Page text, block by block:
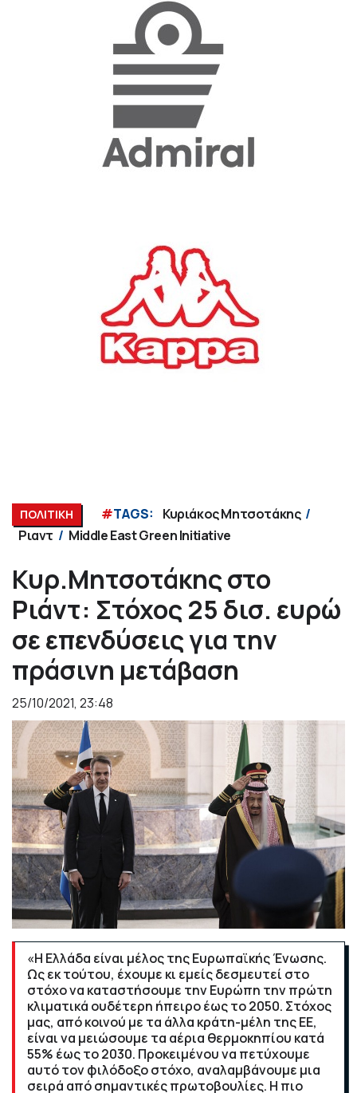
ΠΟΛΙΤΙΚΗ #TAGS:
Κυριάκος Μητσοτάκης
Ριαντ
Middle East Green Initiative
Κυρ.Μητσοτάκης στο
Ριάντ: Στόχος 25 δισ. ευρώ
σε επενδύσεις για την
πράσινη μετάβαση
25/10/2021, 23:48
«Η Ελλάδα είναι μέλος της Ευρωπαϊκής Ένωσης.
Ως εκ τούτου, έχουμε κι εμείς δεσμευτεί στο
στόχο να καταστήσουμε την Ευρώπη την πρώτη
κλιματικά ουδέτερη ήπειρο έως το 2050. Στόχος
μας, από κοινού με τα άλλα κράτη-μέλη της ΕΕ,
είναι να μειώσουμε τα αέρια θερμοκηπίου κατά
55% έως το 2030. Προκειμένου να πετύχουμε
αυτό τον φιλόδοξο στόχο, αναλαμβάνουμε μια
σειρά από σημαντικές πρωτοβουλίες. Η πιο